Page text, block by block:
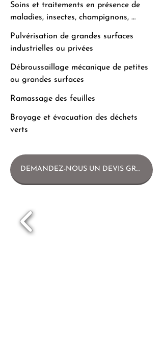
Soins et traitements en présence de
maladies, insectes, champignons, …
Pulvérisation de grandes surfaces
industrielles ou privées
Débroussaillage mécanique de petites
ou grandes surfaces
Ramassage des feuilles
Broyage et évacuation des déchets
verts
DEMANDEZ-NOUS UN DEVIS GRATUIT